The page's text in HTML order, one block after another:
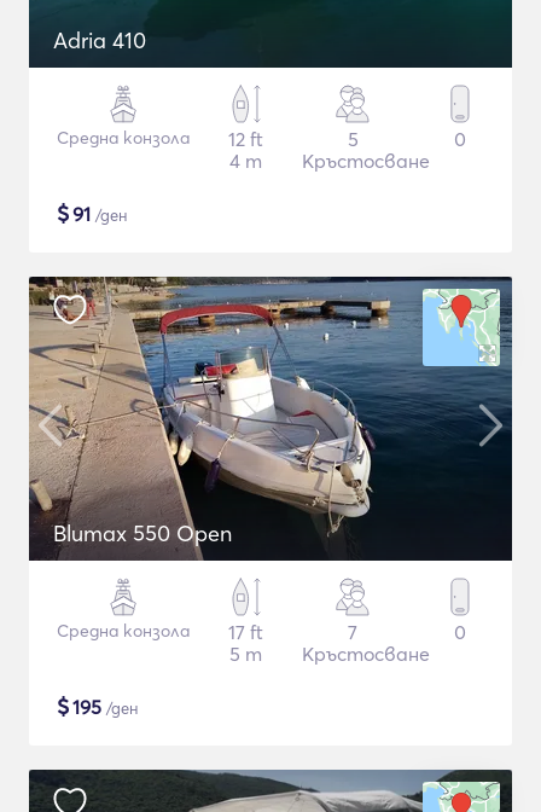
Adria 410
Средна конзола
12 ft
4 m
5
Кръстосване
0
$91 /ден
Blumax 550 Open
Средна конзола
17 ft
5 m
7
Кръстосване
0
$195 /ден